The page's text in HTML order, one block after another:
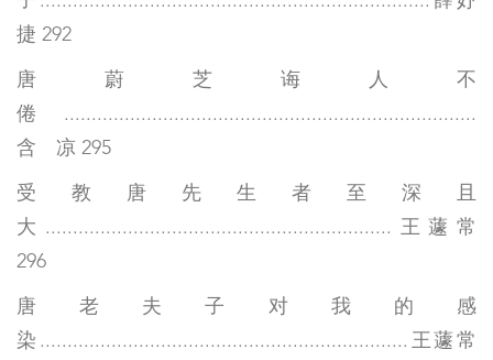
捷 292
唐蔚芝诲人不
倦...........................................................................
含 凉 295
受教唐先生者至深且
大...............................................................王蘧常
296
唐老夫子对我的感
染...................................................................王蘧常